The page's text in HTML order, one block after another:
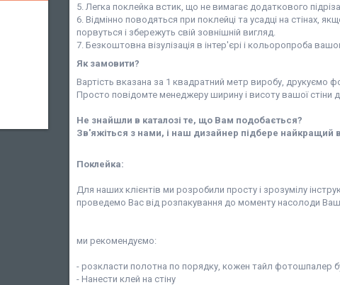
5. Легка поклейка встик, що не вимагає додаткового
6. Відмінно поводяться при поклейці та усадці на стінах,
порвуться і збережуть свій зовнішній вигляд.
7. Безкоштовна візулізація в інтер'єрі і кольоропроба
Як замовити?
Вартість вказана за 1 квадратний метр виробу, друкуємо
Просто повідомте менеджеру ширину і висоту вашої стіни
Не знайшли в каталозі те, що Вам подобається?
Зв'яжіться з нами, і наш дизайнер підбере найкращий
Поклейка:
Для наших клієнтів ми розробили просту і зрозумілу
проведемо Вас від розпакування до моменту насолоди
ми рекомендуємо:
- розкласти полотна по порядку, кожен тайл фотошпалер
- Нанести клей на стіну